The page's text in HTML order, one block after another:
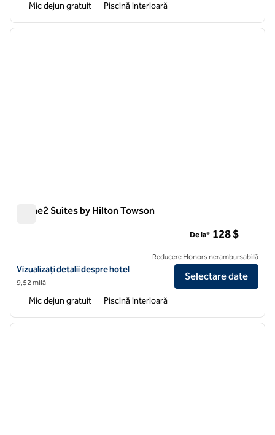
Mic dejun gratuit Piscină interioară
1 din 11
Home2 Suites by Hilton Towson
Vizualizați detaliile hotelului pentru Home2 Suites by Hilton Towson
Vizualizați detalii despre hotel
9,52 milă
De la* 128 $
Reducere Honors nerambursabilă
Selectare date
Mic dejun gratuit Piscină interioară
1 din 12